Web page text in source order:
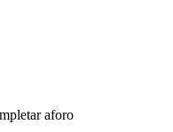
aforo